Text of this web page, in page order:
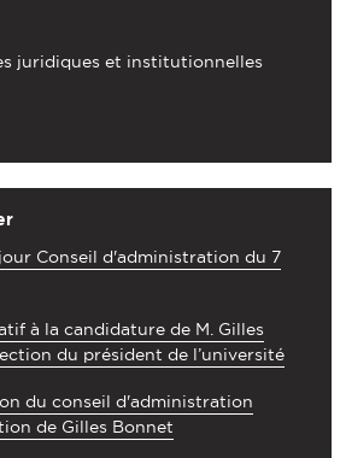
juridiques et institutionnelles
Conseil d'administration du 7
à la candidature de M. Gilles
du président de l’université
du conseil d'administration
de Gilles Bonnet